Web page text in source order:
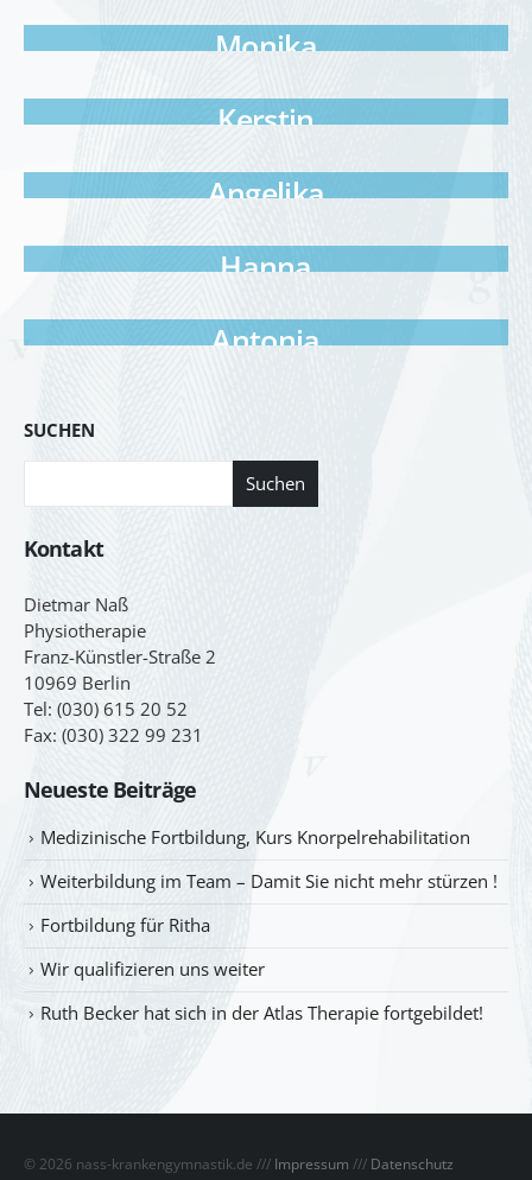
Monika
Kerstin
Angelika
Hanna
Antonia
SUCHEN
Suchen
Kontakt
Dietmar Naß
Physiotherapie
Franz-Künstler-Straße 2
10969 Berlin
Tel: (030) 615 20 52
Fax: (030) 322 99 231
Neueste Beiträge
Medizinische Fortbildung, Kurs Knorpelrehabilitation
Weiterbildung im Team – Damit Sie nicht mehr stürzen !
Fortbildung für Ritha
Wir qualifizieren uns weiter
Ruth Becker hat sich in der Atlas Therapie fortgebildet!
© 2026 nass-krankengymnastik.de /// Impressum /// Datenschutz